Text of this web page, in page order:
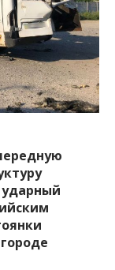
о событиях
и области.